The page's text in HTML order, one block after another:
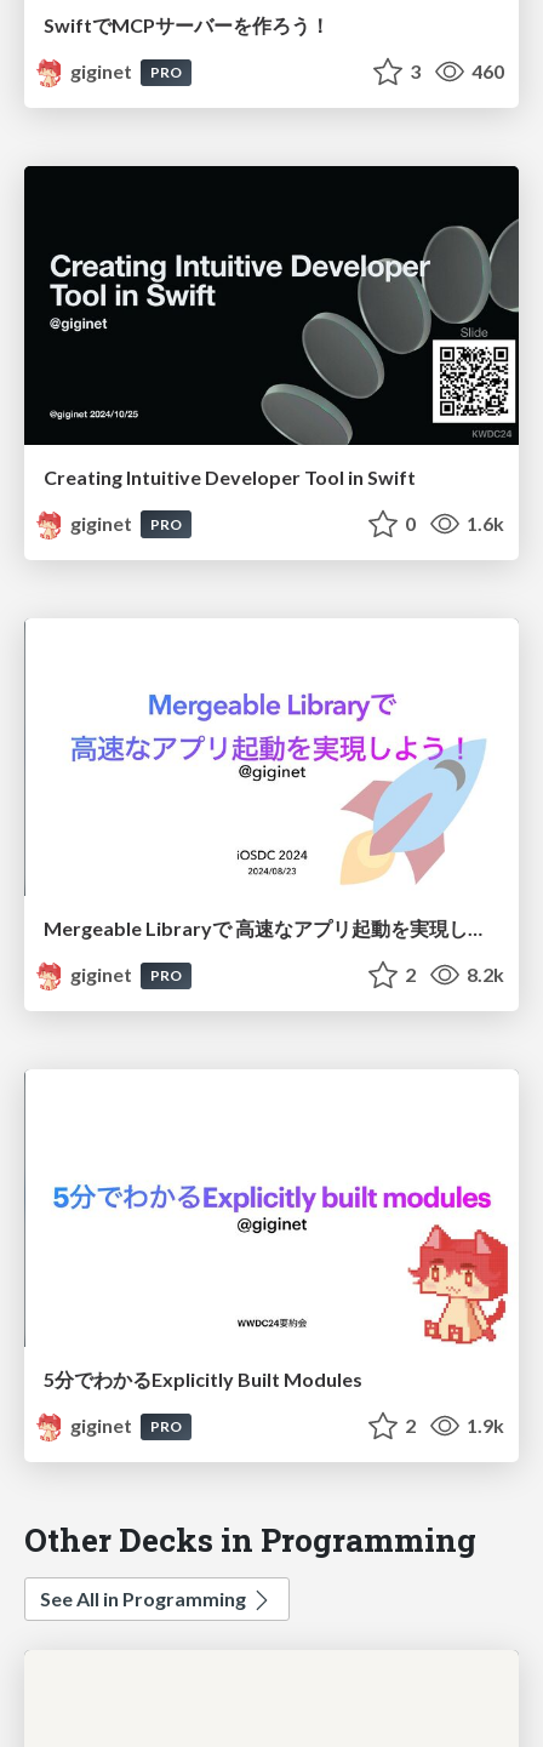
SwiftでMCPサーバーを作ろう！
giginet
PRO 3 460
Creating Intuitive Developer Tool in Swift
giginet
PRO 0 1.6k
Mergeable Libraryで 高速なアプリ起動を実現しよう！
giginet
PRO 2 8.2k
5分でわかるExplicitly Built Modules
giginet
PRO 2 1.9k
Other Decks in Programming
See All in Programming